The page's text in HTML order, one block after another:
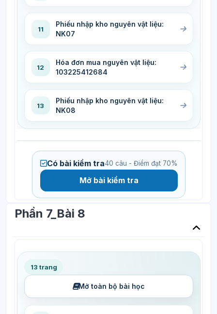
11
Phiếu nhập kho nguyên vật liệu:
NK07
12
Hóa đơn mua nguyên vật liệu:
103225412684
13
Phiếu nhập kho nguyên vật liệu:
NK08
Có bài kiểm tra40 câu - Điểm đạt 70%
Mở bài kiểm tra
Phần 7_Bài 8
13 trang
Mở toàn bộ bài học